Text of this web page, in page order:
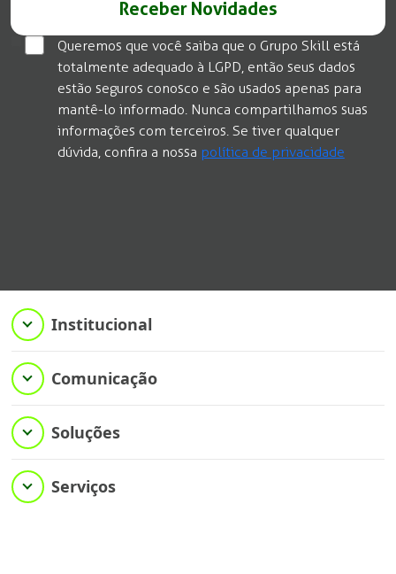
Queremos que você saiba que o Grupo Skill está
totalmente adequado à LGPD, então seus dados
estão seguros conosco e são usados apenas para
mantê-lo informado. Nunca compartilhamos suas
informações com terceiros. Se tiver qualquer
dúvida, confira a nossa política de privacidade
Institucional
Comunicação
Soluções
Serviços